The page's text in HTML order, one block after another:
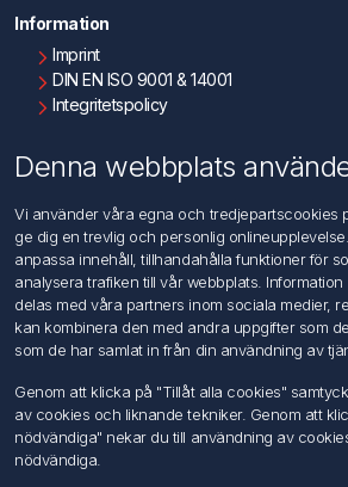
Information
Imprint
DIN EN ISO 9001 & 14001
Integritetspolicy
Kontakta oss
Kundtjänst
Sök
Mitt konto
Mina ordrar
Mina adresser
Denna webbplats
Vi använder våra egna och tredjepartscookies
ge dig en trevlig och personlig
anpassa innehåll, tillhandahålla funktioner för
analysera trafiken till vår webbplats.
delas med våra partners inom sociala medier,
kan kombinera den med andra uppgifter som
som de har samlat in från din användning av
Genom att klicka på "Tillåt alla cookies"
av cookies och liknande tekniker. Genom att
nödvändiga" nekar du till användning av
nödvändiga.